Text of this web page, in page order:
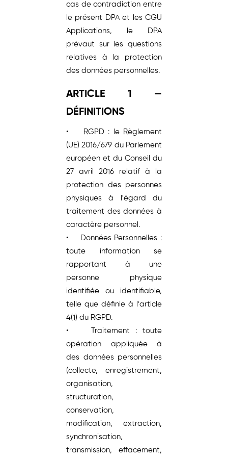
cas de contradiction entre
le présent DPA et les CGU
Applications, le DPA
prévaut sur les questions
relatives à la protection
des données personnelles.
ARTICLE 1 —
DÉFINITIONS
• RGPD : le Règlement
(UE) 2016/679 du Parlement
européen et du Conseil du
27 avril 2016 relatif à la
protection des personnes
physiques à l'égard du
traitement des données à
caractère personnel.
• Données Personnelles :
toute information se
rapportant à une
personne physique
identifiée ou identifiable,
telle que définie à l'article
4(1) du RGPD.
• Traitement : toute
opération appliquée à
des données personnelles
(collecte, enregistrement,
organisation,
structuration,
conservation,
modification, extraction,
synchronisation,
transmission, effacement,